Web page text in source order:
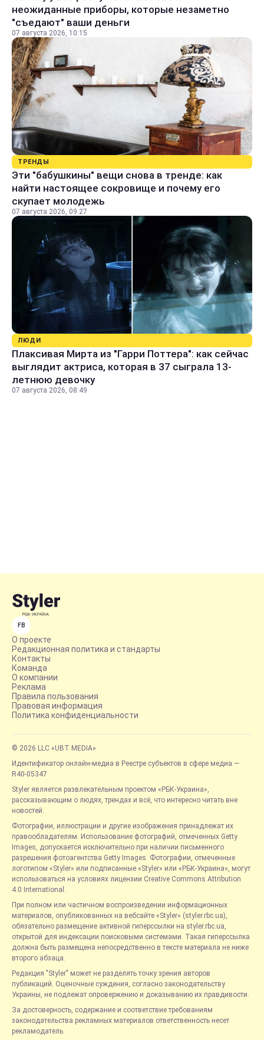
неожиданные приборы, которые незаметно
"съедают" ваши деньги
07 августа 2026, 10:15
ТРЕНДЫ
Эти "бабушкины" вещи снова в тренде: как
найти настоящее сокровище и почему его
скупает молодежь
07 августа 2026, 09:27
ЛЮДИ
Плаксивая Мирта из "Гарри Поттера": как сейчас
выглядит актриса, которая в 37 сыграла 13-
летнюю девочку
07 августа 2026, 08:49
FB
О проекте
Редакционная политика и стандарты
Контакты
Команда
О компании
Реклама
Правила пользования
Правовая информация
Политика конфиденциальности
© 2026 LLC «UBT MEDIA»
Идентификатор онлайн-медиа в Реестре субъектов в сфере медиа —
R40-05347
Styler является развлекательным проектом «РБК-Украина»,
рассказывающим о людях, трендах и всё, что интересно читать вне
новостей.
Фотографии, иллюстрации и другие изображения принадлежат их
правообладателям. Использование фотографий, отмеченных Getty
Images, допускается исключительно при наличии письменного
разрешения фотоагентства Getty Images. Фотографии, отмеченные
логотипом «Styler» или подписанные «Styler» или «РБК-Украина», могут
использоваться на условиях лицензии Creative Commons Attribution
4.0 International.
При полном или частичном воспроизведении информационных
материалов, опубликованных на вебсайте «Styler» (styler.rbc.ua),
обязательно размещение активной гиперссылки на styler.rbc.ua,
открытой для индексации поисковыми системами. Такая гиперссылка
должна быть размещена непосредственно в тексте материала не ниже
второго абзаца.
Редакция "Styler" может не разделять точку зрения авторов
публикаций. Оценочные суждения, согласно законодательству
Украины, не подлежат опровержению и доказыванию их правдивости.
За достоверность, содержание и соответствие требованиям
законодательства рекламных материалов ответственность несет
рекламодатель.